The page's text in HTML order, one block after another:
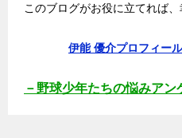
このブログがお役に立てれば、
伊能 優介プロフィール
－野球少年たちの悩みアン